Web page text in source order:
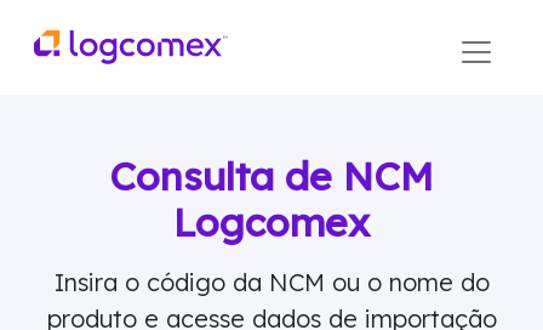
Consulta de NCM
Logcomex
Insira o código da NCM ou o nome do
produto e acesse dados de importação